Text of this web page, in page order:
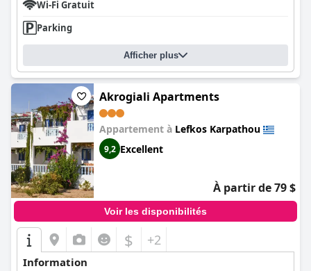
Wi-Fi Gratuit
Parking
Afficher plus
Akrogiali Apartments
Appartement à Lefkos Karpathou
9,2 Excellent
À partir de 79 $
Voir les disponibilités
$ +2
Information